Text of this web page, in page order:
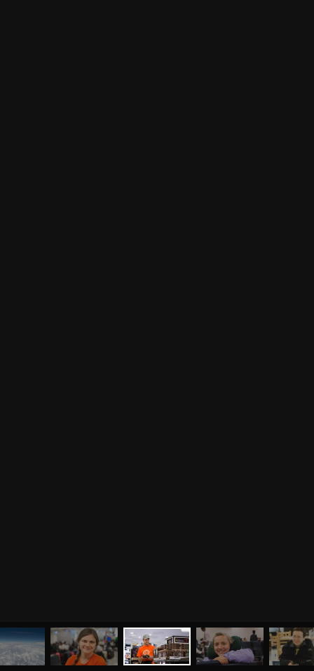
ЙОГА СЕМИНАРЫ МЕНЮ О НАС МАГАЗИН